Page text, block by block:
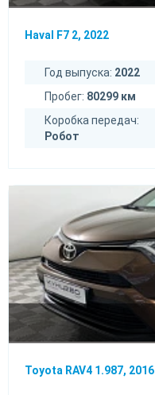
Haval F7 2, 2022
Год выпуска: 2022
Пробег: 80299 км
Коробка передач:
Робот
Toyota RAV4 1.987, 2016